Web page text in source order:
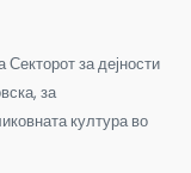
за дејности
за
култура во